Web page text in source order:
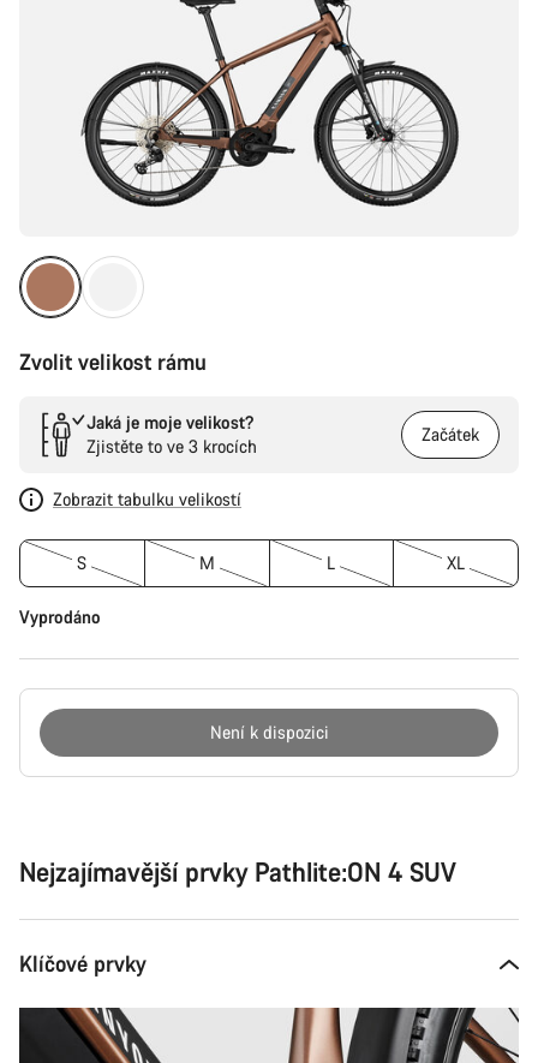
Zvolit velikost rámu
Jaká je moje velikost?
Zjistěte to ve 3 krocích
Začátek
Zobrazit tabulku velikostí
S M L XL
Vyprodáno
Není k dispozici
Nejzajímavější prvky Pathlite:ON 4 SUV
Klíčové prvky